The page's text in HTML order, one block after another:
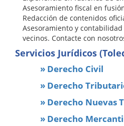
Asesoramiento fiscal en
Redacción de contenidos
Asesoramiento y
vecinos. Contacte con
Servicios Jurídicos
» Derecho Civil
» Derecho
» Derecho Nuevas
» Derecho